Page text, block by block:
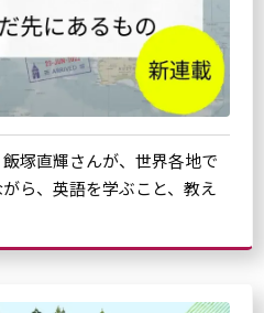
塚直輝さんが、世界各地で
ら、英語を学ぶこと、教え